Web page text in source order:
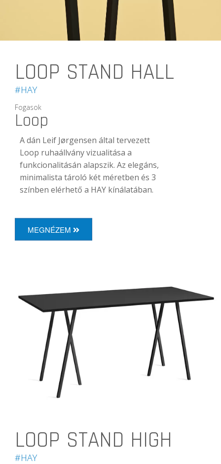
LOOP STAND HALL
#HAY
Fogasok
Loop
A dán Leif Jørgensen által tervezett
Loop ruhaállvány vizualitása a
funkcionalitásán alapszik. Az elegáns,
minimalista tároló két méretben és 3
színben elérhető a HAY kínálatában.
MEGNÉZEM
LOOP STAND HIGH
#HAY